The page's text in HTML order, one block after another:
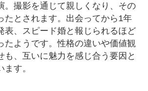
。撮影を通じて親しくなり、その
たとされます。出会ってから1年
表、スピード婚と報じられるほど
たようです。性格の違いや価値観
も、互いに魅力を感じ合う要因と
す。